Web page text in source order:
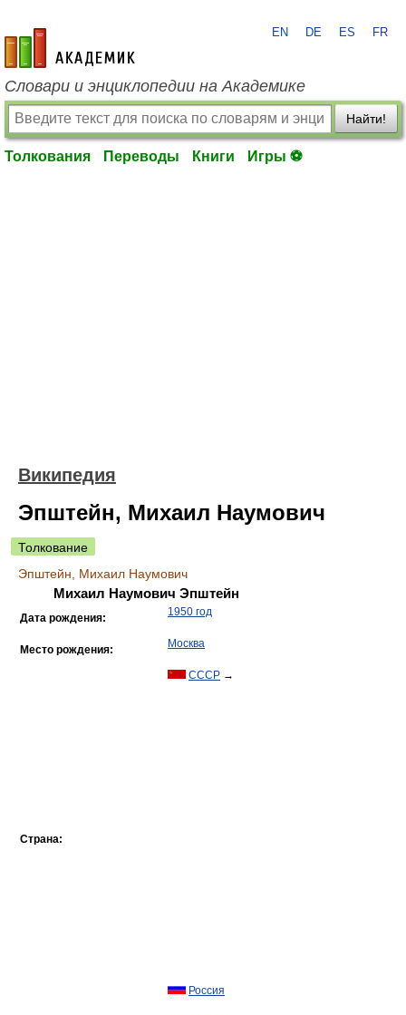
academic.ru
EN DE ES FR
Словари и энциклопедии на Академике
Найти!
Толкования Переводы Книги Игры ⚽
Википедия
Эпштейн, Михаил Наумович
Толкование
Эпштейн, Михаил Наумович
Михаил Наумович Эпштейн
Дата рождения: 1950 год
Место рождения: Москва
Страна:
СССР →
Россия